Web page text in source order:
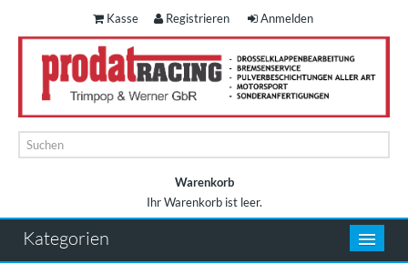
Kasse Registrieren Anmelden
Warenkorb
Ihr Warenkorb ist leer.
Kategorien